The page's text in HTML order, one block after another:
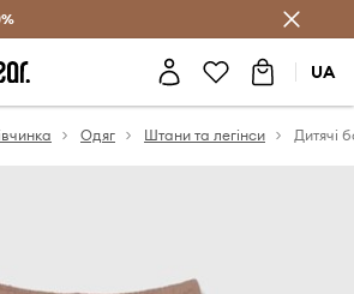
Заощаджуй з Answear Club
UA
Одяг Штани та легінси